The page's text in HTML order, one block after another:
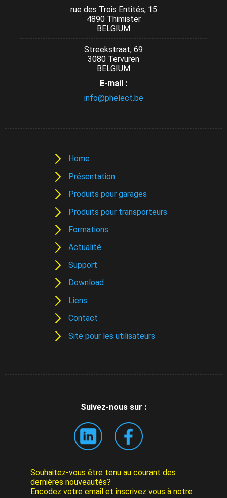
rue des Trois Entités, 15
4890 Thimister
BELGIUM
Streekstraat, 69
3080 Tervuren
BELGIUM
E-mail :
info@phelect.be
Home
Présentation
Produits pour garages
Produits pour transporteurs
Formations
Actualité
Support
Download
Liens
Contact
Site pour les utilisateurs
Suivez-nous sur :
Souhaitez-vous être tenu au courant des
dernières nouveautés?
Encodez votre email et inscrivez vous à notre